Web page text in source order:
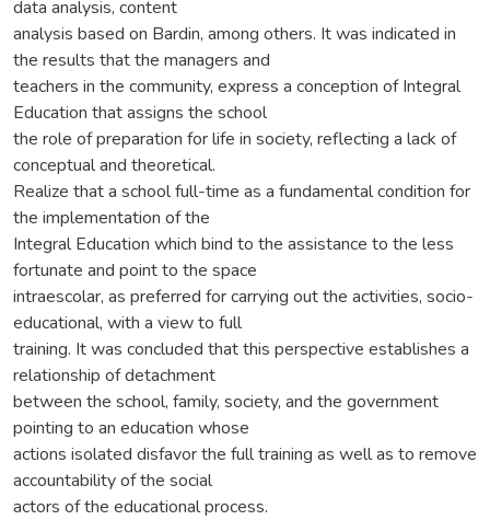
data analysis, content
analysis based on Bardin, among others. It was indicated in
the results that the managers and
teachers in the community, express a conception of Integral
Education that assigns the school
the role of preparation for life in society, reflecting a lack of
conceptual and theoretical.
Realize that a school full-time as a fundamental condition for
the implementation of the
Integral Education which bind to the assistance to the less
fortunate and point to the space
intraescolar, as preferred for carrying out the activities, socio-
educational, with a view to full
training. It was concluded that this perspective establishes a
relationship of detachment
between the school, family, society, and the government
pointing to an education whose
actions isolated disfavor the full training as well as to remove
accountability of the social
actors of the educational process.